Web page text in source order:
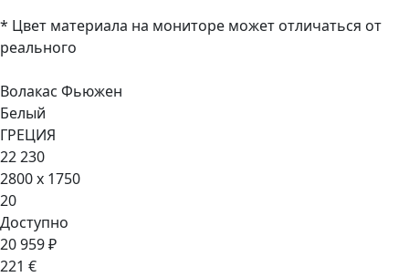
* Цвет материала на мониторе может отличаться от
реального
Волакас Фьюжен
Белый
ГРЕЦИЯ
22 230
2800 x 1750
20
Доступно
20 959 ₽
221 €